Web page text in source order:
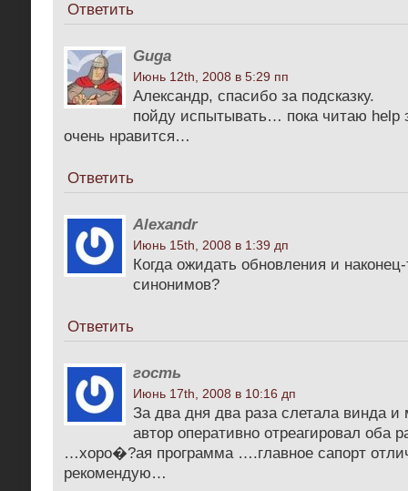
Ответить
Guga
Июнь 12th, 2008 в 5:29 пп
Александр, спасибо за подсказку.
пойду испытывать… пока читаю help
очень нравится…
Ответить
Alexandr
Июнь 15th, 2008 в 1:39 дп
Когда ожидать обновления и
синонимов?
Ответить
гость
Июнь 17th, 2008 в 10:16 дп
За два дня два раза слетала винда и
автор оперативно отреагировал оба
…хоро�?ая программа ….главное сапорт
рекомендую…